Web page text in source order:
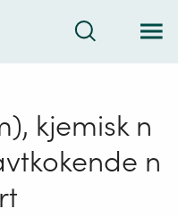
Søk
kjemisk n
n